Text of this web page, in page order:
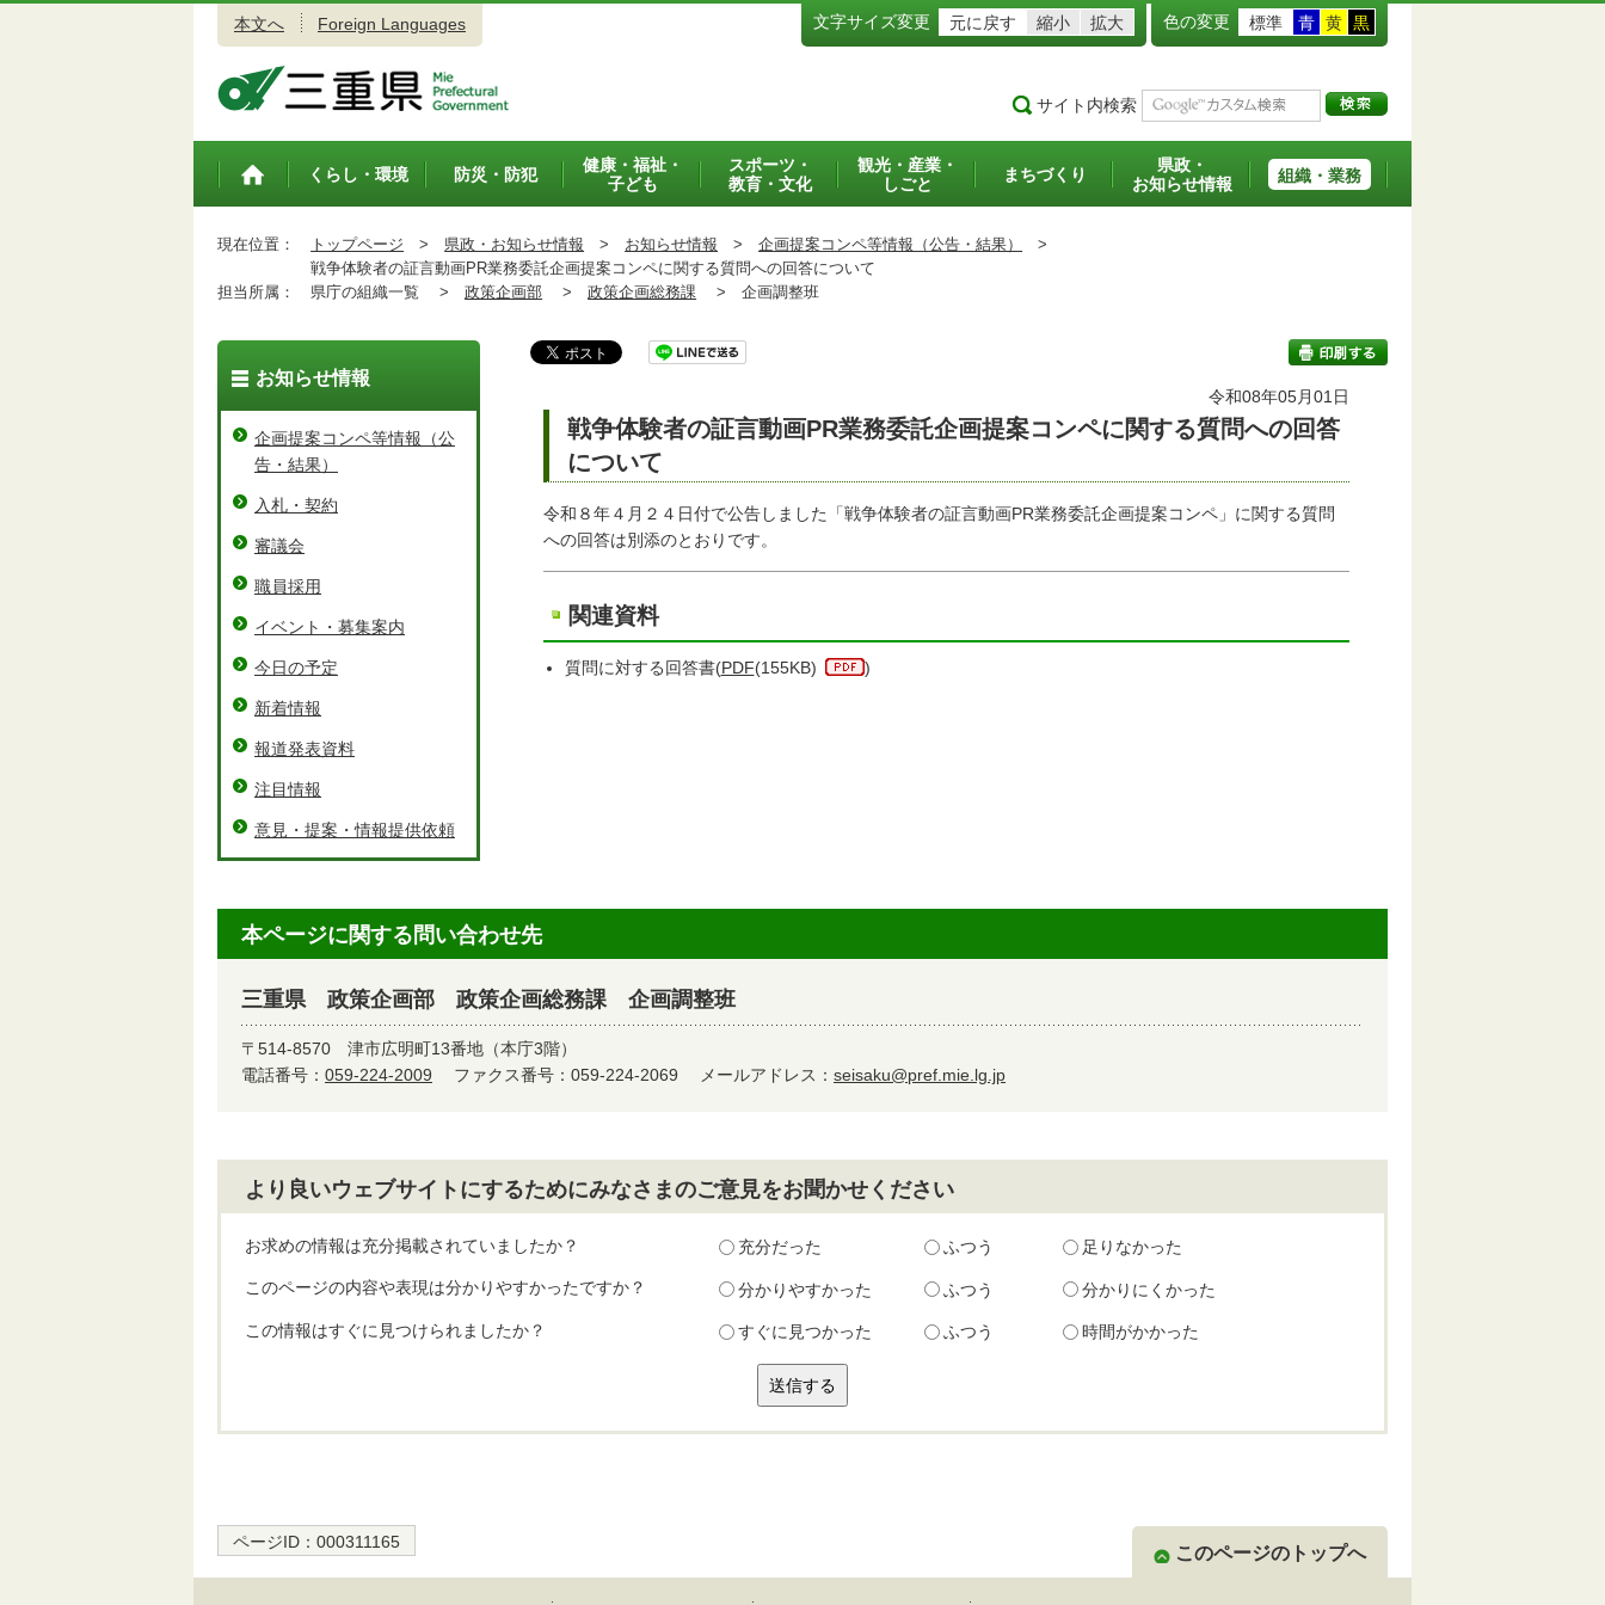
本文へ Foreign Languages 文字サイズ変更 元に戻す 縮小 拡大 色の変更 標準 青 黄 黒
サイト内検索
トップペ
くらし・環境 防災・防犯
健康・福祉・
子ども
スポーツ・
教育・文化
観光・産業・
しごと
まちづくり
県政・
お知らせ情報
組織・業務
現在位置： トップページ > 県政・お知らせ情報 > お知らせ情報 > 企画提案コンペ等情報（公告・結果）
>
戦争体験者の証言動画PR業務委託企画提案コンペに関する質問への回答について
担当所属：
県庁の組織一覧 > 政策企画部 > 政策企画総務課 > 企画調整班
令和08年05月01日
戦争体験者の証言動画PR業務委託企画提案コンペに関する質問への回答
について
令和８年４月２４日付で公告しました「戦争体験者の証言動画PR業務委託企画提案コンペ」に関する質問
への回答は別添のとおりです。
関連資料
質問に対する回答書(PDF(155KB) )
お知らせ情報
企画提案コンペ等情報（公
告・結果）
入札・契約
審議会
職員採用
イベント・募集案内
今日の予定
新着情報
報道発表資料
注目情報
意見・提案・情報提供依頼
本ページに関する問い合わせ先
三重県 政策企画部 政策企画総務課 企画調整班
〒514-8570 津市広明町13番地（本庁3階）
電話番号： 059-224-2009 ファクス番号：059-224-2069 メールアドレス： seisaku@pref.mie.lg.jp
より良いウェブサイトにするためにみなさまのご意見をお聞かせください
お求めの情報は充分掲載されていましたか？ 充分だった ふつう 足りなかった
このページの内容や表現は分かりやすかったですか？ 分かりやすかった ふつう 分かりにくかった
この情報はすぐに見つけられましたか？ すぐに見つかった ふつう 時間がかかった
ページID： 000311165
このページのトップへ